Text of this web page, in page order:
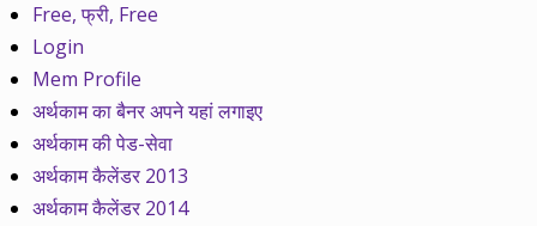
Free, फ्री, Free
Login
Mem Profile
अर्थकाम का बैनर अपने यहां लगाइए
अर्थकाम की पेड-सेवा
अर्थकाम कैलेंडर 2013
अर्थकाम कैलेंडर 2014